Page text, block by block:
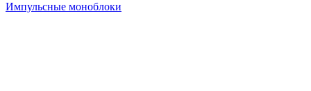
Импульсные моноблоки